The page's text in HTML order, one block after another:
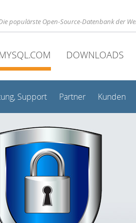
populärste Open-Source-Datenbank der
DOWNLOADS
Support Partner Kunden